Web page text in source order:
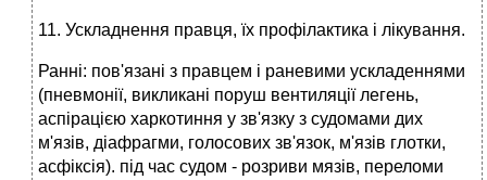
11. Ускладнення правця, їх профілактика і лікування.
Ранні: пов'язані з правцем і раневими ускладеннями
(пневмонії, викликані поруш вентиляції легень,
аспірацією харкотиння у зв'язку з судомами дих
м'язів, діафрагми, голосових зв'язок, м'язів глотки,
асфіксія). під час судом - розриви мязів, переломи